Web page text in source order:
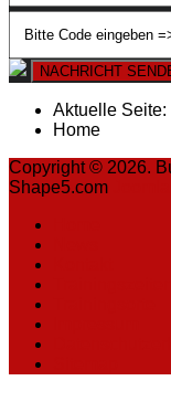
NACHRICHT
Aktuelle Seite:
Home
Copyright © 2026.
Shape5.com